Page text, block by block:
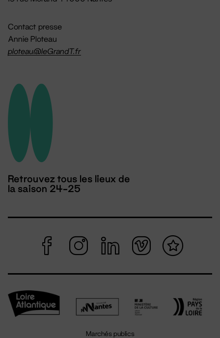
Contact presse
Annie Ploteau
ploteau@leGrandT.fr
Retrouvez tous les lieux de
la saison 24-25
Marchés publics